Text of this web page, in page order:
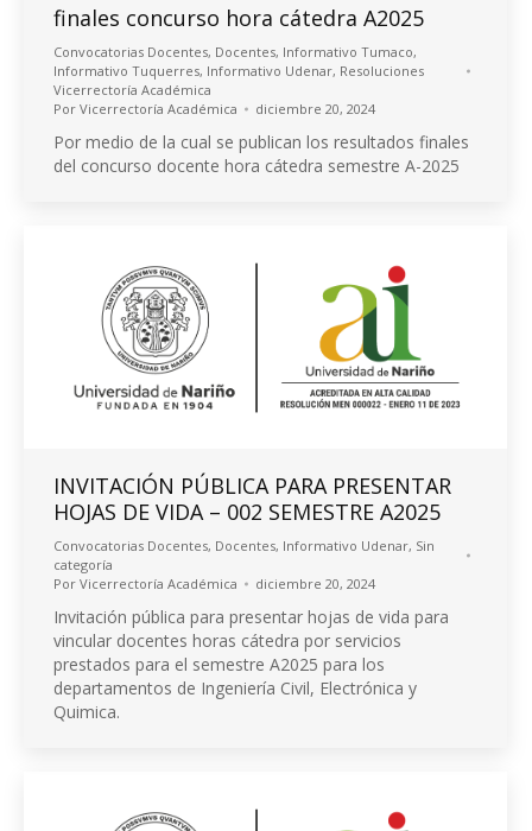
finales concurso hora cátedra A2025
Convocatorias Docentes, Docentes, Informativo Tumaco,
Informativo Tuquerres, Informativo Udenar, Resoluciones
Vicerrectoría Académica
Por Vicerrectoría Académica diciembre 20, 2024
Por medio de la cual se publican los resultados finales
del concurso docente hora cátedra semestre A-2025
INVITACIÓN PÚBLICA PARA PRESENTAR
HOJAS DE VIDA – 002 SEMESTRE A2025
Convocatorias Docentes, Docentes, Informativo Udenar, Sin
categoría
Por Vicerrectoría Académica diciembre 20, 2024
Invitación pública para presentar hojas de vida para
vincular docentes horas cátedra por servicios
prestados para el semestre A2025 para los
departamentos de Ingeniería Civil, Electrónica y
Quimica.